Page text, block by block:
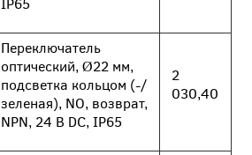
Переключатель
оптический, Ø22 мм,
подсветка кольцом (-/
зеленая), NO, возврат,
NPN, 24 В DC, IP65
2
030,40